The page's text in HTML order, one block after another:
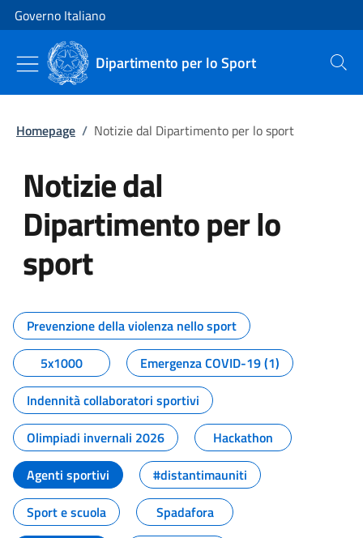
Vai al contenuto
Vai alla navigazione del sito
Governo Italiano
Dipartimento per lo Sport Cerca
Homepage / Notizie dal Dipartimento per lo sport
Notizie dal
Dipartimento per lo
sport
Tutti i contenuti della pagina
Prevenzione della violenza nello sport
5x1000
Emergenza COVID-19 (1)
Indennità collaboratori sportivi
Olimpiadi invernali 2026
Hackathon
Agenti sportivi
#distantimauniti
Sport e scuola
Spadafora